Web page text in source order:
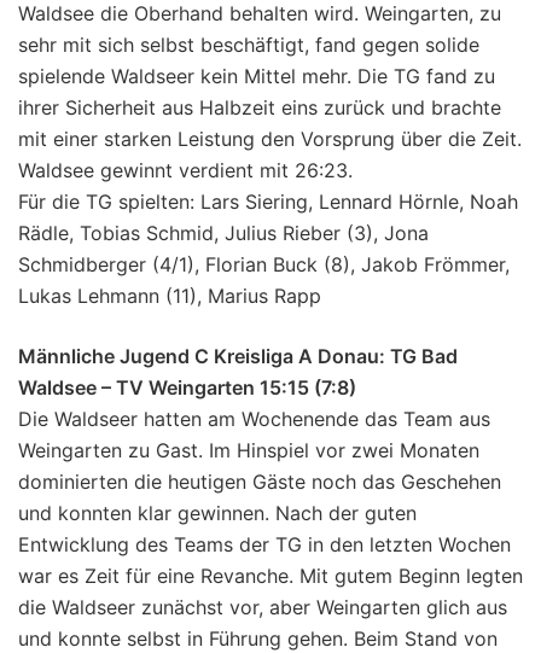
Waldsee die Oberhand behalten wird. Weingarten, zu
sehr mit sich selbst beschäftigt, fand gegen solide
spielende Waldseer kein Mittel mehr. Die TG fand zu
ihrer Sicherheit aus Halbzeit eins zurück und brachte
mit einer starken Leistung den Vorsprung über die Zeit.
Waldsee gewinnt verdient mit 26:23.
Für die TG spielten: Lars Siering, Lennard Hörnle, Noah
Rädle, Tobias Schmid, Julius Rieber (3), Jona
Schmidberger (4/1), Florian Buck (8), Jakob Frömmer,
Lukas Lehmann (11), Marius Rapp
Männliche Jugend C Kreisliga A Donau: TG Bad
Waldsee – TV Weingarten 15:15 (7:8)
Die Waldseer hatten am Wochenende das Team aus
Weingarten zu Gast. Im Hinspiel vor zwei Monaten
dominierten die heutigen Gäste noch das Geschehen
und konnten klar gewinnen. Nach der guten
Entwicklung des Teams der TG in den letzten Wochen
war es Zeit für eine Revanche. Mit gutem Beginn legten
die Waldseer zunächst vor, aber Weingarten glich aus
und konnte selbst in Führung gehen. Beim Stand von